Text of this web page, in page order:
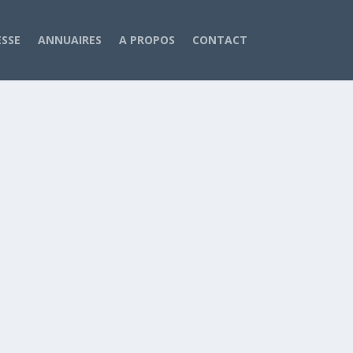
ANNUAIRES A PROPOS CONTACT